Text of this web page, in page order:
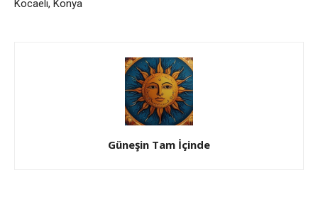
Kocaeli, Konya
Güneşin Tam İçinde